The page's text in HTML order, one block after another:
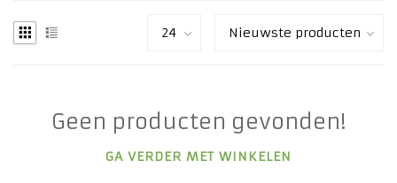
Geen producten gevonden!
GA VERDER MET WINKELEN